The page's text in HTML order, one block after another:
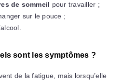
de sommeil pour travailler ;
sur le pouce ;
sont les symptômes ?
de la fatigue, mais lorsqu’elle